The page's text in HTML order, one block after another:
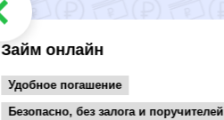
Займ онлайн
Удобное погашение
Безопасно, без залога и поручителей